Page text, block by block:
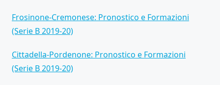
Frosinone-Cremonese: Pronostico e Formazioni
(Serie B 2019-20)
Cittadella-Pordenone: Pronostico e Formazioni
(Serie B 2019-20)